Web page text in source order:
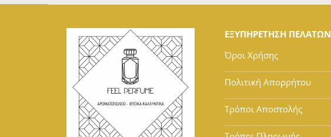
ΕΞΥΠΗΡΕΤΗΣΗ ΠΕΛΑΤΩΝ
Όροι Χρήσης
Πολιτική Απορρήτου
Τρόποι Αποστολής